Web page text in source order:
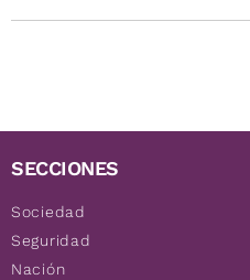
SECCIONES
Sociedad
Seguridad
Nación